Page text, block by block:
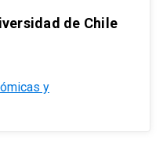
de Chile
y